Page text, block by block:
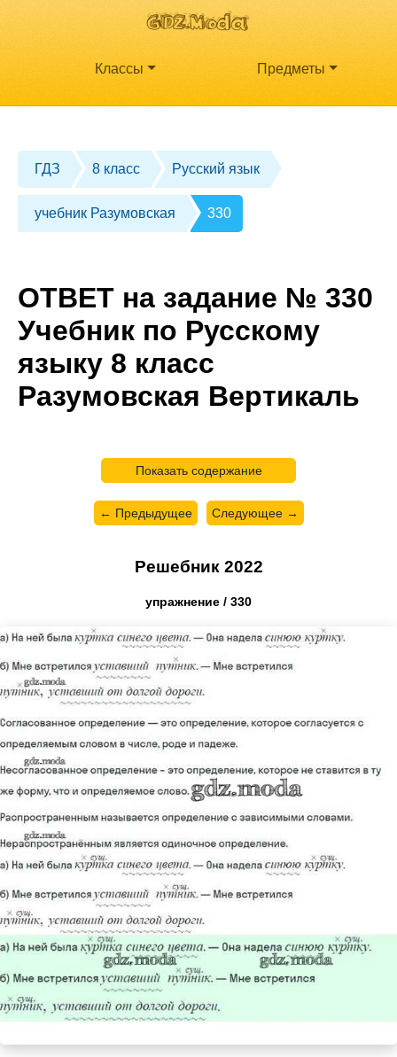
Классы Предметы
ГДЗ 8 класс Русский язык
учебник Разумовская 330
ОТВЕТ на задание № 330
Учебник по Русскому
языку 8 класс
Разумовская Вертикаль
Показать содержание
← Предыдущее Следующее →
Решебник 2022
упражнение / 330